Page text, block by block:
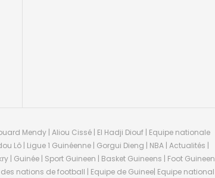
Mendy | Aliou Cissé | El Hadji Diouf | Equipe nationale
| Ligue 1 Guinéenne | Gorgui Dieng | NBA | Actualités |
| Guinée | Sport Guineen | Basket Guineens | Foot Guineen
nations de football | Equipe de Guinee| Equipe national